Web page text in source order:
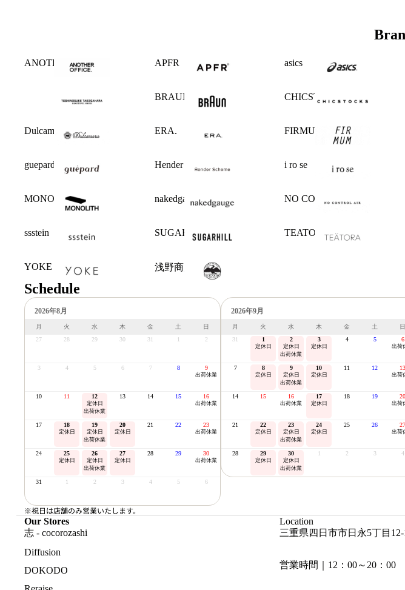
ANOTHER OFFICE APFR asics
BRAUN CHICSTOCKS
Dulcamara ERA. FIRMUM
guepard Hender Scheme i ro se
MONOLITH nakedgauge NO CONTROL AIR
ssstein SUGARHILL TEATORA
YOKE 浅野商店
Schedule
2026年8月
月 火 水 木 金 土
日
27
28 29 30 31 1 2
3 4 5 6 7 8 9
出荷休業
10 11 12
定休日
出荷休業
13 14 15 16
出荷休業
17 18
定休日
19
定休日
出荷休業
20
定休日
21 22 23
出荷休業
24 25
定休日
26
定休日
出荷休業
27
定休日
28 29 30
出荷休業
31 1 2 3 4 5 6
2026年9月
月 火 水 木 金 土
日
31
1
定休日
2
定休日
出荷休業
3
定休日
4 5 6
出荷
7 8
定休日
9
定休日
出荷休業
10
定休日
11 12 13
出荷
14 15 16
出荷休業
17
定休日
18 19 20
出荷
21 22
定休日
23
定休日
出荷休業
24
定休日
25 26 27
出荷
28 29
定休日
30
定休日
出荷休業
1 2 3 4
※祝日は店舗のみ営業いたします。
Our Stores
志 - cocorozashi
Diffusion
DOKODO
Location
三重県四日市市日永5丁目
営業時間｜12：00～20：00